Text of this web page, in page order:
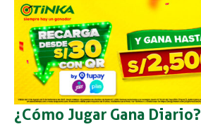
¿Cómo Jugar Gana Diario?